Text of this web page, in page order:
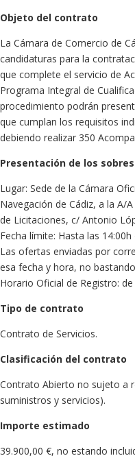
Objeto del contrato
La Cámara de Comercio de
candidaturas para la
que complete el servicio de
Programa Integral de
procedimiento podrán
que cumplan los requisitos
debiendo realizar 350
Presentación de los sobres
Lugar: Sede de la Cámara
Navegación de Cádiz, a la A/
de Licitaciones, c/ Antonio
Fecha límite: Hasta las
Las ofertas enviadas por
esa fecha y hora, no
Horario Oficial de Registro:
Tipo de contrato
Contrato de Servicios.
Clasificación del contrato
Contrato Abierto no sujeto a
suministros y servicios).
Importe estimado
39.900,00 €, no estando